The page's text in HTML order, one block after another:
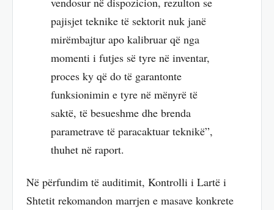
pajisjet teknike të sektorit nuk janë
mirëmbajtur apo kalibruar që nga
momenti i futjes së tyre në inventar,
proces ky që do të garantonte
funksionimin e tyre në mënyrë të
saktë, të besueshme dhe brenda
parametrave të paracaktuar teknikë”,
thuhet në raport.
Në përfundim të auditimit, Kontrolli i Lartë i
Shtetit rekomandon marrjen e masave konkrete